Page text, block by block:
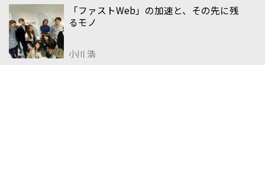
「ファストWeb」の加速と、その先に残
るモノ
小川 浩